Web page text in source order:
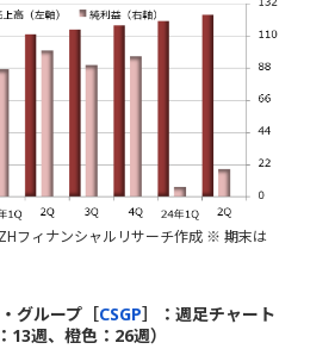
フィナンシャルリサーチ作成 ※ 期末は
グループ［CSGP］：週足チャート
13週、橙色：26週）